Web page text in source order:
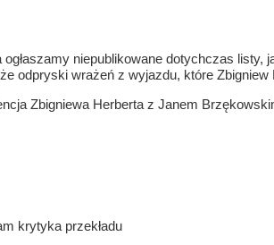
niepublikowane dotychczas
odpryski wrażeń z wyjazdu, które Zbigniew
Zbigniewa Herberta z Janem
krytyka przekładu